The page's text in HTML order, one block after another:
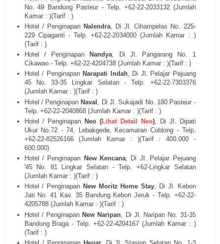
No. 49 Bandung Pasteur - Telp. +62-22-2033132(Jumlah
Kamar : )(Tarif : )
Hotel / PenginapanNalendra, DiJl. Cihampelas No. 225-
229 Cipaganti - Telp. +62-22-2034000 (Jumlah Kamar : )
(Tarif : )
Hotel / Penginapan Nandya, Di Jl. Pangarang No. 1
Cikawao- Telp. +62-22-4204738(Jumlah Kamar : )(Tarif : )
Hotel / PenginapanNarapati Indah, Di Jl. Pelajar Pejuang
45 No. 33-35 Lingkar Selatan- Telp. +62-22-7303376
(Jumlah Kamar : )(Tarif : )
Hotel / Penginapan Naval , DiJl. Sukajadi No. 180 Pasteur -
Telp. +62-22-2040868(Jumlah Kamar : )(Tarif : )
Hotel / Penginapan Neo ( Lihat Detail Neo), Di Jl.
Dipati
Ukur No.72 - 74, Lebakgede, Kecamatan Coblong - Telp.
+62-22-82526166 (Jumlah Kamar : )(Tarif : 400.000 -
600.000)
Hotel / Penginapan New Kencana, Di Jl. Pelajar Pejuang
'45 No. 81 Lingkar Selatan - Telp. +62-Lingkar Selatan
(Jumlah Kamar : )(Tarif : )
Hotel / Penginapan New Moritz Home Stay, Di Jl. Kebon
Jati No. 41 Kav. 35 Bandung Kebon Jeruk - Telp. +62-22-
4205788(Jumlah Kamar : )(Tarif : )
Hotel / PenginapanNew Naripan , Di Jl. Naripan No. 31-35
Bandung Braga - Telp. +62-22-4204167 (Jumlah Kamar : )
(Tarif : )